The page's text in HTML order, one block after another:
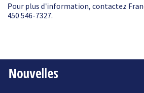
Pour plus d'information, contactez
450 546-7327.
Nouvelles